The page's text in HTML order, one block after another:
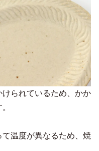
られているため、かか
温度が異なるため、焼